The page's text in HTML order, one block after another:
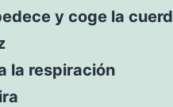
y coge la
la respiración